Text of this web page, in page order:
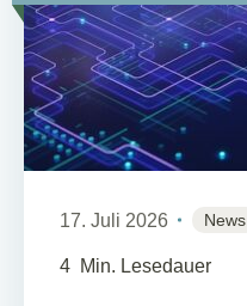
17. Juli 2026 News
4 Min. Lesedauer